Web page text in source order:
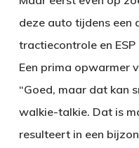
deze auto tijdens
tractiecontrole en
Een prima opwarmer
“Goed, maar dat kan
walkie-talkie. Dat is
resulteert in een